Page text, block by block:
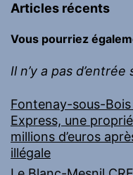
Articles récents
Vous pourriez
Il n’y a pas d’entrée
Fontenay-sous-
Express, une
millions d’euros
illégale